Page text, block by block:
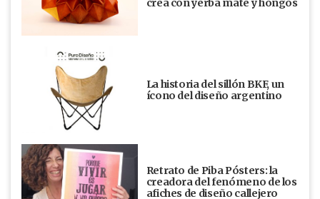
crea con yerba mate y hongos
La historia del sillón BKF, un
ícono del diseño argentino
Retrato de Piba Pósters: la
creadora del fenómeno de los
afiches de diseño callejero